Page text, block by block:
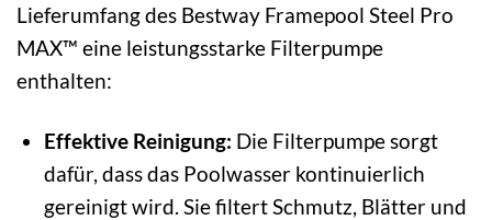
Lieferumfang des Bestway Framepool Steel Pro
MAX™ eine leistungsstarke Filterpumpe
enthalten:
Effektive Reinigung: Die Filterpumpe sorgt
dafür, dass das Poolwasser kontinuierlich
gereinigt wird. Sie filtert Schmutz, Blätter und